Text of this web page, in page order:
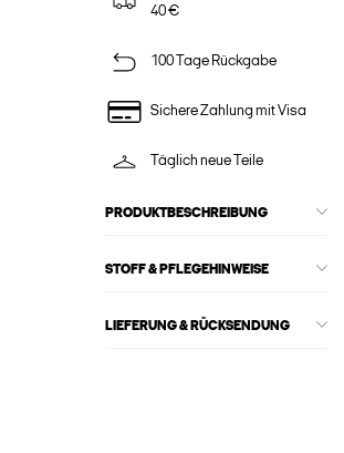
40 €
100 Tage Rückgabe
Sichere Zahlung mit Visa
Täglich neue Teile
PRODUKTBESCHREIBUNG
STOFF & PFLEGEHINWEISE
LIEFERUNG & RÜCKSENDUNG